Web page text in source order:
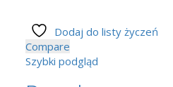
Dodaj do listy życzeń
Compare
Szybki podgląd